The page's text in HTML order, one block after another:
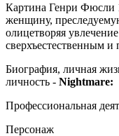
Картина Генри Фюсли
женщину,
олицетворяя
сверхъестественным и
Биография, личная
личность - Nightmare:
Профессиональная
Персонаж